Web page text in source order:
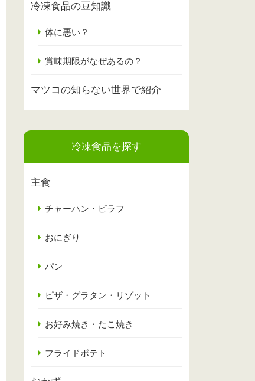
冷凍食品の豆知識
体に悪い？
賞味期限がなぜあるの？
マツコの知らない世界で紹介
冷凍食品を探す
主食
チャーハン・ピラフ
おにぎり
パン
ピザ・グラタン・リゾット
お好み焼き・たこ焼き
フライドポテト